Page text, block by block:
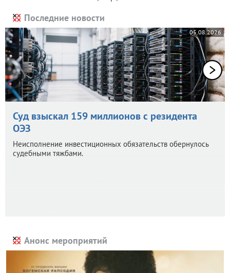
Последние новости
05.08.2026
Суд взыскал 159 миллионов с резидента
ОЭЗ
Неисполнение инвестиционных обязательств обернулось
судебными тяжбами.
Анонс мероприятий